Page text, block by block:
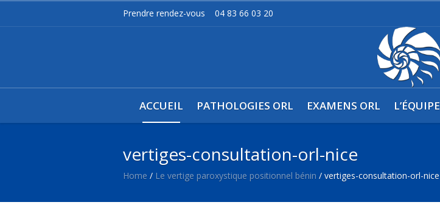
Prendre rendez-vous 04 83 66 03 20
ACCUEIL PATHOLOGIES ORL EXAMENS ORL L’ÉQUIPE
vertiges-consultation-orl-nice
Home / Le vertige paroxystique positionnel bénin / vertiges-consultation-orl-nice